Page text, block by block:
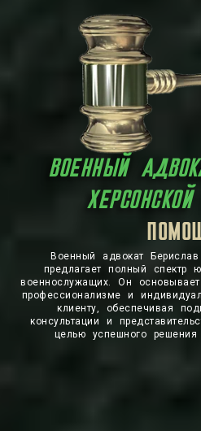
ВОЕННЫЙ
Военный адвокат
предлагает полный спектр
военнослужащих. Он
профессионализме и
клиенту, обеспечивая
консультации и
целью успешного решения